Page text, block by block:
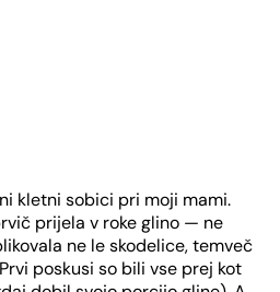
kletni sobici pri moji mami.
prijela v roke glino — ne
ne le skodelice, temveč
poskusi so bili vse prej kot